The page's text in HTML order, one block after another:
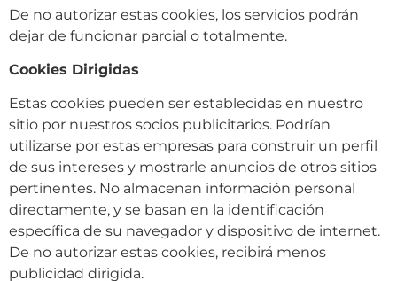
De no autorizar estas cookies, los servicios podrán
dejar de funcionar parcial o totalmente.
Cookies Dirigidas
Estas cookies pueden ser establecidas en nuestro
sitio por nuestros socios publicitarios. Podrían
utilizarse por estas empresas para construir un perfil
de sus intereses y mostrarle anuncios de otros sitios
pertinentes. No almacenan información personal
directamente, y se basan en la identificación
específica de su navegador y dispositivo de internet.
De no autorizar estas cookies, recibirá menos
publicidad dirigida.